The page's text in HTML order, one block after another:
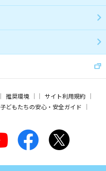
推奨環境
サイト利用規約
子どもたちの安心・安全ガイド